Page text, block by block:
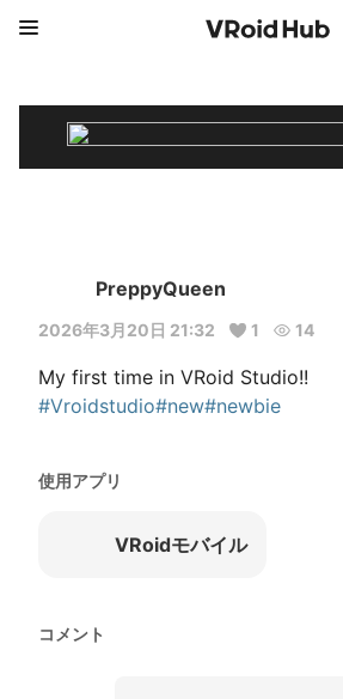
PreppyQueen
2026年3月20日 21:32 1 14
#Vroidstudio#new#newbie
使用アプリ
VRoidモバイル
コメント